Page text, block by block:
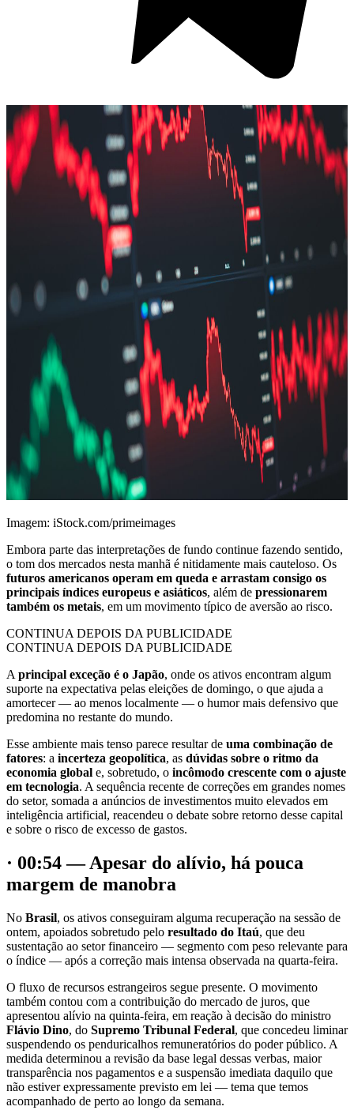
Imagem: iStock.com/primeimages
Embora parte das interpretações de fundo continue fazendo sentido,
o tom dos mercados nesta manhã é nitidamente mais cauteloso. Os
futuros americanos operam em queda e arrastam consigo os
principais índices europeus e asiáticos, além de pressionarem
também os metais, em um movimento típico de aversão ao risco.
CONTINUA DEPOIS DA PUBLICIDADE
CONTINUA DEPOIS DA PUBLICIDADE
A principal exceção é o Japão, onde os ativos encontram algum
suporte na expectativa pelas eleições de domingo, o que ajuda a
amortecer — ao menos localmente — o humor mais defensivo que
predomina no restante do mundo.
Esse ambiente mais tenso parece resultar de uma combinação de
fatores: a incerteza geopolítica, as dúvidas sobre o ritmo da
economia global e, sobretudo, o incômodo crescente com o ajuste
em tecnologia. A sequência recente de correções em grandes nomes
do setor, somada a anúncios de investimentos muito elevados em
inteligência artificial, reacendeu o debate sobre retorno desse capital
e sobre o risco de excesso de gastos.
· 00:54 — Apesar do alívio, há pouca
margem de manobra
No Brasil, os ativos conseguiram alguma recuperação na sessão de
ontem, apoiados sobretudo pelo resultado do Itaú, que deu
sustentação ao setor financeiro — segmento com peso relevante para
o índice — após a correção mais intensa observada na quarta-feira.
O fluxo de recursos estrangeiros segue presente. O movimento
também contou com a contribuição do mercado de juros, que
apresentou alívio na quinta-feira, em reação à decisão do ministro
Flávio Dino, do Supremo Tribunal Federal, que concedeu liminar
suspendendo os penduricalhos remuneratórios do poder público. A
medida determinou a revisão da base legal dessas verbas, maior
transparência nos pagamentos e a suspensão imediata daquilo que
não estiver expressamente previsto em lei — tema que temos
acompanhado de perto ao longo da semana.